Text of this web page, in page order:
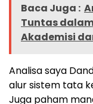
Baca Juga :
Tuntas
Akademisi
Analisa saya
alur sistem tata
Juga paham